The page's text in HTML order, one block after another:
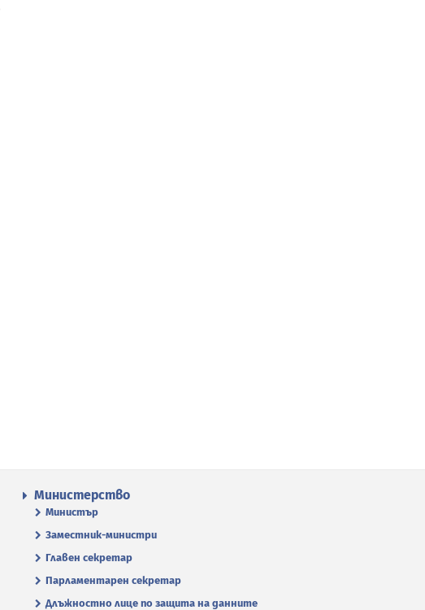
Министерство
Министър
Заместник-министри
Главен секретар
Парламентарен секретар
Длъжностно лице по защита на данните